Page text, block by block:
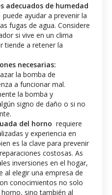
adecuados de humedad
ayudar a prevenir la
fugas de agua. Considere
si vive en un clima
tiende a retener la
necesarias:
la bomba de
a funcionar mal.
la bomba y
signo de daño o si no
del horno requiere
y experiencia en
es la clave para prevenir
costosas. As
inversiones en el hogar,
al elegir una empresa de
conocimientos no solo
sino también al